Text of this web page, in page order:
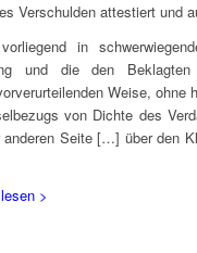
Verschulden attestiert und
in
und die den
Weise, ohne
von Dichte des
Seite […] über den
>